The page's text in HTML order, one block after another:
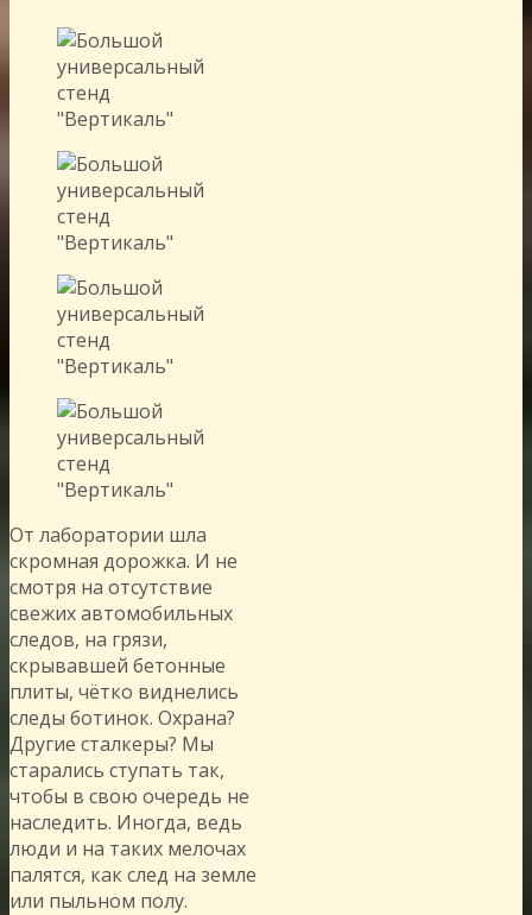
От лаборатории шла
скромная дорожка. И не
смотря на отсутствие
свежих автомобильных
следов, на грязи,
скрывавшей бетонные
плиты, чётко виднелись
следы ботинок. Охрана?
Другие сталкеры? Мы
старались ступать так,
чтобы в свою очередь не
наследить. Иногда, ведь
люди и на таких мелочах
палятся, как след на земле
или пыльном полу.